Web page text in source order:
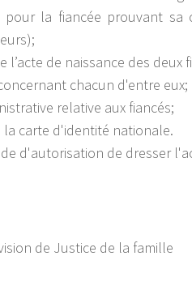
pour la fiancée prouvant sa
l’acte de naissance des deux
chacun d'entre eux;
relative aux fiancés;
la carte d'identité nationale.
d'autorisation de dresser
de Justice de la famille